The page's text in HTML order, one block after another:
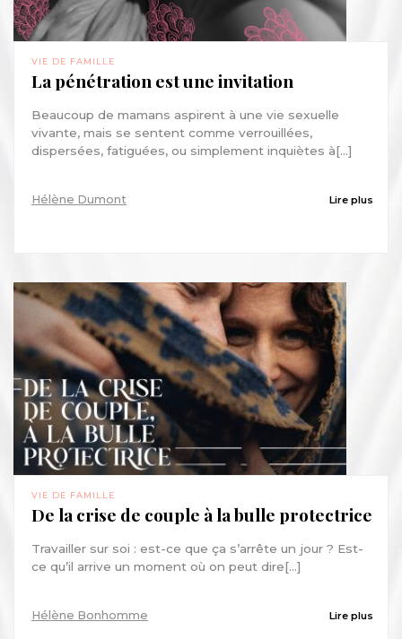
VIE DE FAMILLE
La pénétration est une invitation
Beaucoup de mamans aspirent à une vie sexuelle
vivante, mais se sentent comme verrouillées,
dispersées, fatiguées, ou simplement inquiètes à[...]
Hélène Dumont Lire plus
VIE DE FAMILLE
De la crise de couple à la bulle protectrice
Travailler sur soi : est-ce que ça s’arrête un jour ? Est-
ce qu’il arrive un moment où on peut dire[...]
Hélène Bonhomme Lire plus